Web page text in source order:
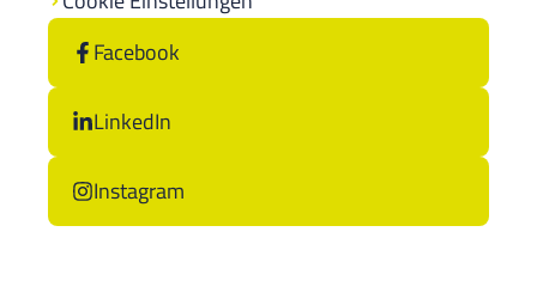
Facebook
LinkedIn
Instagram